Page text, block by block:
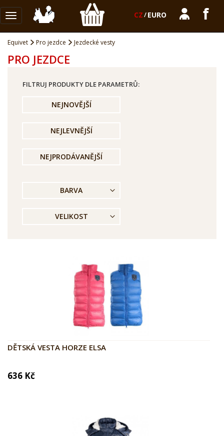
Toggle
navigation
CZ/EURO
Equivet Pro jezdce Jezdecké vesty
PRO JEZDCE
FILTRUJ PRODUKTY DLE PARAMETRŮ:
NEJNOVĚJŠÍ
NEJLEVNĚJŠÍ
NEJPRODÁVANĚJŠÍ
BARVA
VELIKOST
DĚTSKÁ VESTA HORZE ELSA
636 Kč